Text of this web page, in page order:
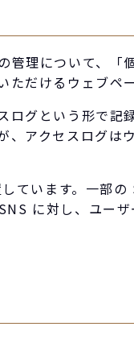
理について、
だけるウェブペ
ログという形で
、アクセスログ
ています。一部
に対し、ユー